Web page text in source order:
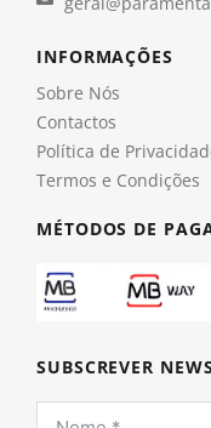
INFORMAÇÕES
Sobre Nós
Contactos
Política de
Termos e Condições
MÉTODOS DE
SUBSCREVER